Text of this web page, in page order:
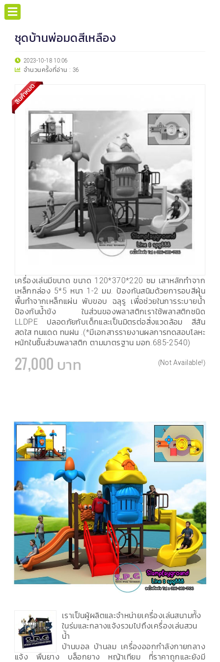
ชุดบ้านพ่อมดสีเหลือง
2023-10-18 10:06
จำนวนครั้งที่อ่าน : 36
เครื่องเล่นมีขนาด ขนาด 120*370*220 ซม เสาหลักทำจาก
เหล็กกล่อง 5*5 หนา 1-2 มม. ป้องกันสนิมด้วยการอบสีฝุ่น
พื้นทำจากเหล็กแผ่น พับขอบ ฉลุรู เพื่อช่วยในการระบายน้ำ
ป้องกันน้ำขัง ในส่วนของพลาสติกเราใช้พลาสติกชนิด
LLDPE ปลอดภัยกับเด็กและเป็นมิตรต่อสิ่งแวดล้อม สีสัน
สดใส ทนแดด ทนฝน .(*มีเอกสารรายงานผลการทดสอบโลหะ
หนักในชิ้นส่วนพลาสติก ตามมาตรฐาน มอก.685-2540)
27,000 บาท (Not Available!)
เราเป็นผู้ผลิตและจำหน่ายเครื่องเล่นสนามทั้ง
ในร่มและกลางแจ้งรวมไปถึงเครื่องเล่นสวน
น้ำ
บ้านบอล บ้านลม เครื่องออกกำลังกายกลาง
แจ้ง พื้นยาง บล็อกยาง หญ้าเทียม ที่ราคาถูกและยังมี